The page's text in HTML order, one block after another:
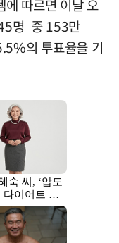
에 따르면 이날 오
명 중 153만
의 투표율을 기